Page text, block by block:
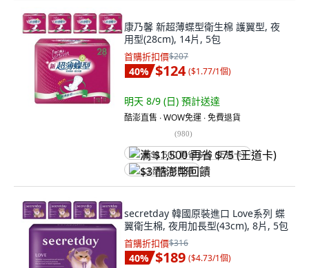
康乃馨 新超薄蝶型衛生棉 護翼型, 夜
用型(28cm), 14片, 5包
首購折扣價$207
40% $124 ($1.77/1個)
明天 8/9 (日) 預計送達
酷澎直售 ∙ WOW免運 ∙ 免費退貨
(980)
满 $1,500 再省 $75 (王道卡)
$3 酷澎幣回饋
secretday 韓國原裝進口 Love系列 蝶
翼衛生棉, 夜用加長型(43cm), 8片, 5包
首購折扣價$316
40% $189 ($4.73/1個)